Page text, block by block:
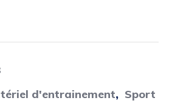
d'entrainement, Sport